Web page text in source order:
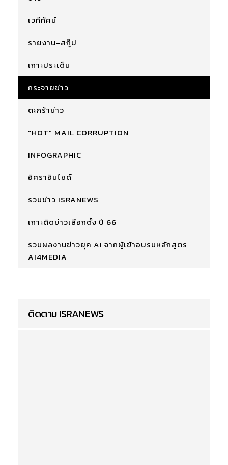
เวทีทัศน์
รายงาน-สกู๊ป
เกาะประเด็น
กระจายข่าว
ตะกร้าข่าว
"HOT" MAIL CORRUPTION
INFOGRAPHIC
อิศราอินไซด์
รวมข่าว ISRANEWS
เกาะติดข่าวเลือกตั้ง ปี 66
รวมผลงานข่าวยุค AI จากผู้เข้าอบรมหลักสูตร
AI4MEDIA
ติดตาม ISRANEWS